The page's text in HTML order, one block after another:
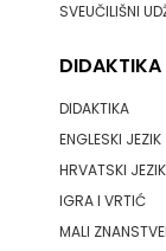
MOZAIK
KNJIGA
NAKLADA
SVEUČILIŠNI
DIDAKTIKA
DIDAKTIKA
ENGLESKI JEZIK
HRVATSKI JEZIK
IGRA I VRTIĆ
MALI